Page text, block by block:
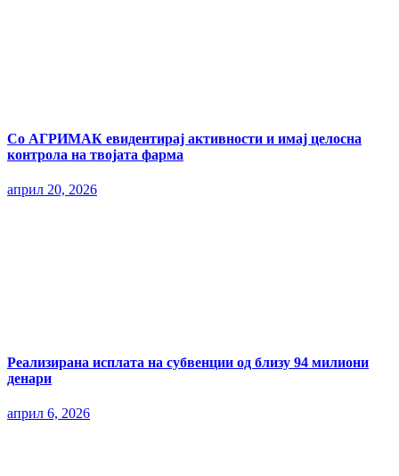
Со АГРИМАК евидентирај активности и имај целосна
контрола на твојата фарма
април 20, 2026
Реализирана исплата на субвенции од близу 94 милиони
денари
април 6, 2026